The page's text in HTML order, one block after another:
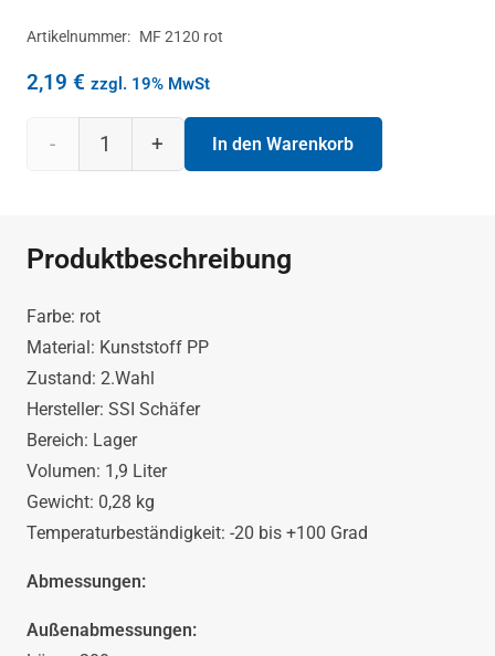
Artikelnummer: MF 2120 rot
2,19 € zzgl. 19% MwSt
Stapelkasten
2120
von
SSI
Schäfer
200x150x120
In den Warenkorb
Produktbeschreibung
Farbe: rot
Material: Kunststoff PP
Zustand: 2.Wahl
Hersteller: SSI Schäfer
Bereich: Lager
Volumen: 1,9 Liter
Gewicht: 0,28 kg
Temperaturbeständigkeit: -20 bis +100 Grad
Abmessungen:
Außenabmessungen: